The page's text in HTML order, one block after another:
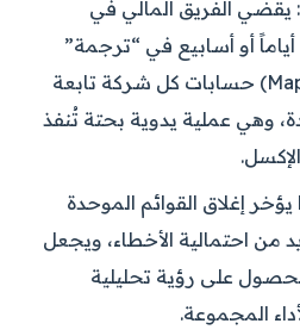
يقضي الفريق المالي في
أو أسابيع في “ترجمة”
ومطابقة (Mapping) حسابات كل شركة تابعة
وهي عملية يدوية بحتة تُنفذ
يؤخر إغلاق القوائم الموحدة
من احتمالية الأخطاء، ويجعل
على رؤية تحليلية
المجموعة.